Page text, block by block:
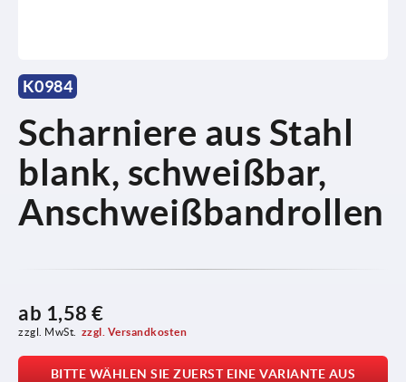
K0984
Scharniere aus Stahl
blank, schweißbar,
Anschweißbandrollen
ab 1,58 €
zzgl. MwSt. zzgl. Versandkosten
BITTE WÄHLEN SIE ZUERST EINE VARIANTE AUS